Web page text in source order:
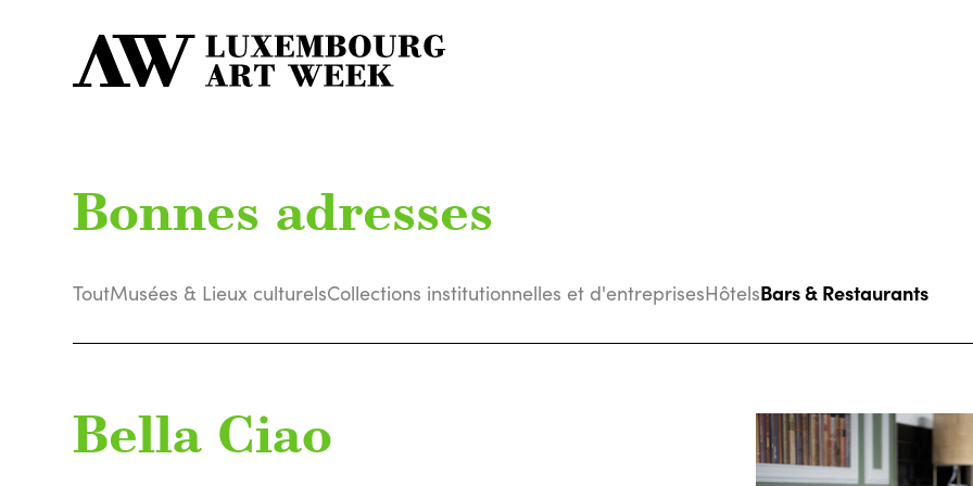
Bonnes adresses
ToutMusées & Lieux culturelsCollections institutionnelles et d'entreprisesHôtelsBars & Restaurants
Bella Ciao